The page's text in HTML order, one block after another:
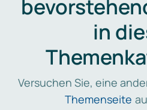
in
Versuchen Sie, eine
Themenseite